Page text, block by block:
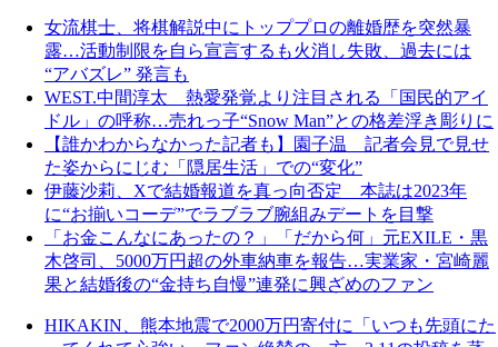
女流棋士、将棋解説中にトッププロの離婚歴を突然暴
露…活動制限を自ら宣言するも火消し失敗、過去には
“アバズレ” 発言も
WEST.中間淳太 熱愛発覚より注目される「国民的アイ
ドル」の呼称…売れっ子“Snow Man”との格差浮き彫りに
【誰かわからなかった記者も】園子温 記者会見で見せ
た姿からにじむ「隠居生活」での“変化”
伊藤沙莉、Xで結婚報道を真っ向否定 本誌は2023年
に“お揃いコーデ”でラブラブ腕組みデートを目撃
「お金こんなにあったの？」「だから何」元EXILE・黒
木啓司、5000万円超の外車納車を報告…実業家・宮崎麗
果と結婚後の“金持ち自慢”連発に興ざめのファン
HIKAKIN、熊本地震で2000万円寄付に「いつも先頭にた